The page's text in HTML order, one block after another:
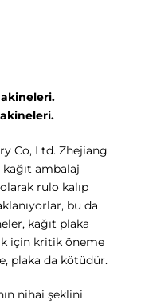
Co, Ltd. Zhejiang
ambalaj
rulo kalıp
bu da
kağıt plaka
için kritik öneme
plaka da kötüdür.
nihai şeklini